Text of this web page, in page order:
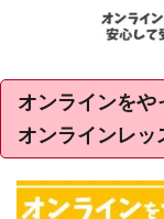
オンラインを
オンラインレッ